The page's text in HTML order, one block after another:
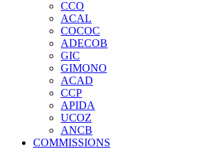
CCO
ACAL
COCOC
ADECOB
GIC
GIMONO
ACAD
CCP
APIDA
UCOZ
ANCB
COMMISSIONS